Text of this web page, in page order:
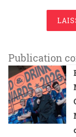
Publication